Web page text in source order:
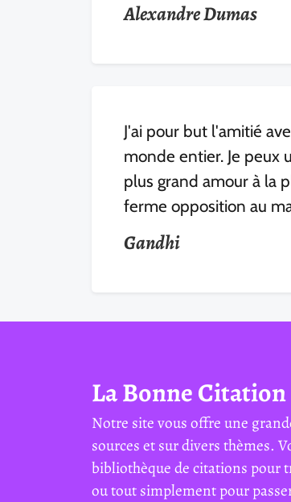
Alexandre Dumas
J'ai pour but l'amitié
monde entier. Je peux
plus grand amour à la
ferme opposition au
Gandhi
La Bonne Citation
Notre site vous offre une
sources et sur divers thèmes.
bibliothèque de citations pour
ou tout simplement pour